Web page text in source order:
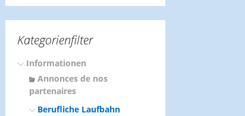
n
a
Kategorienfilter
Informationen
Annonces de nos
partenaires
Berufliche Laufbahn